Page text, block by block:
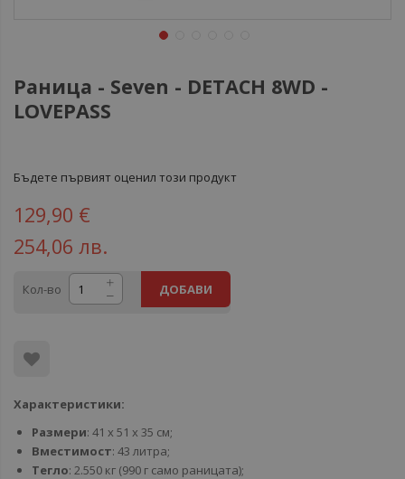
Раница - Seven - DETACH 8WD -
LOVEPASS
Бъдете първият оценил този продукт
129,90 €
254,06 лв.
Кол-во ДОБАВИ
Характеристики:
Размери: 41 x 51 x 35 см;
Вместимост: 43 литра;
Тегло: 2.550 кг (990 г само раницата);